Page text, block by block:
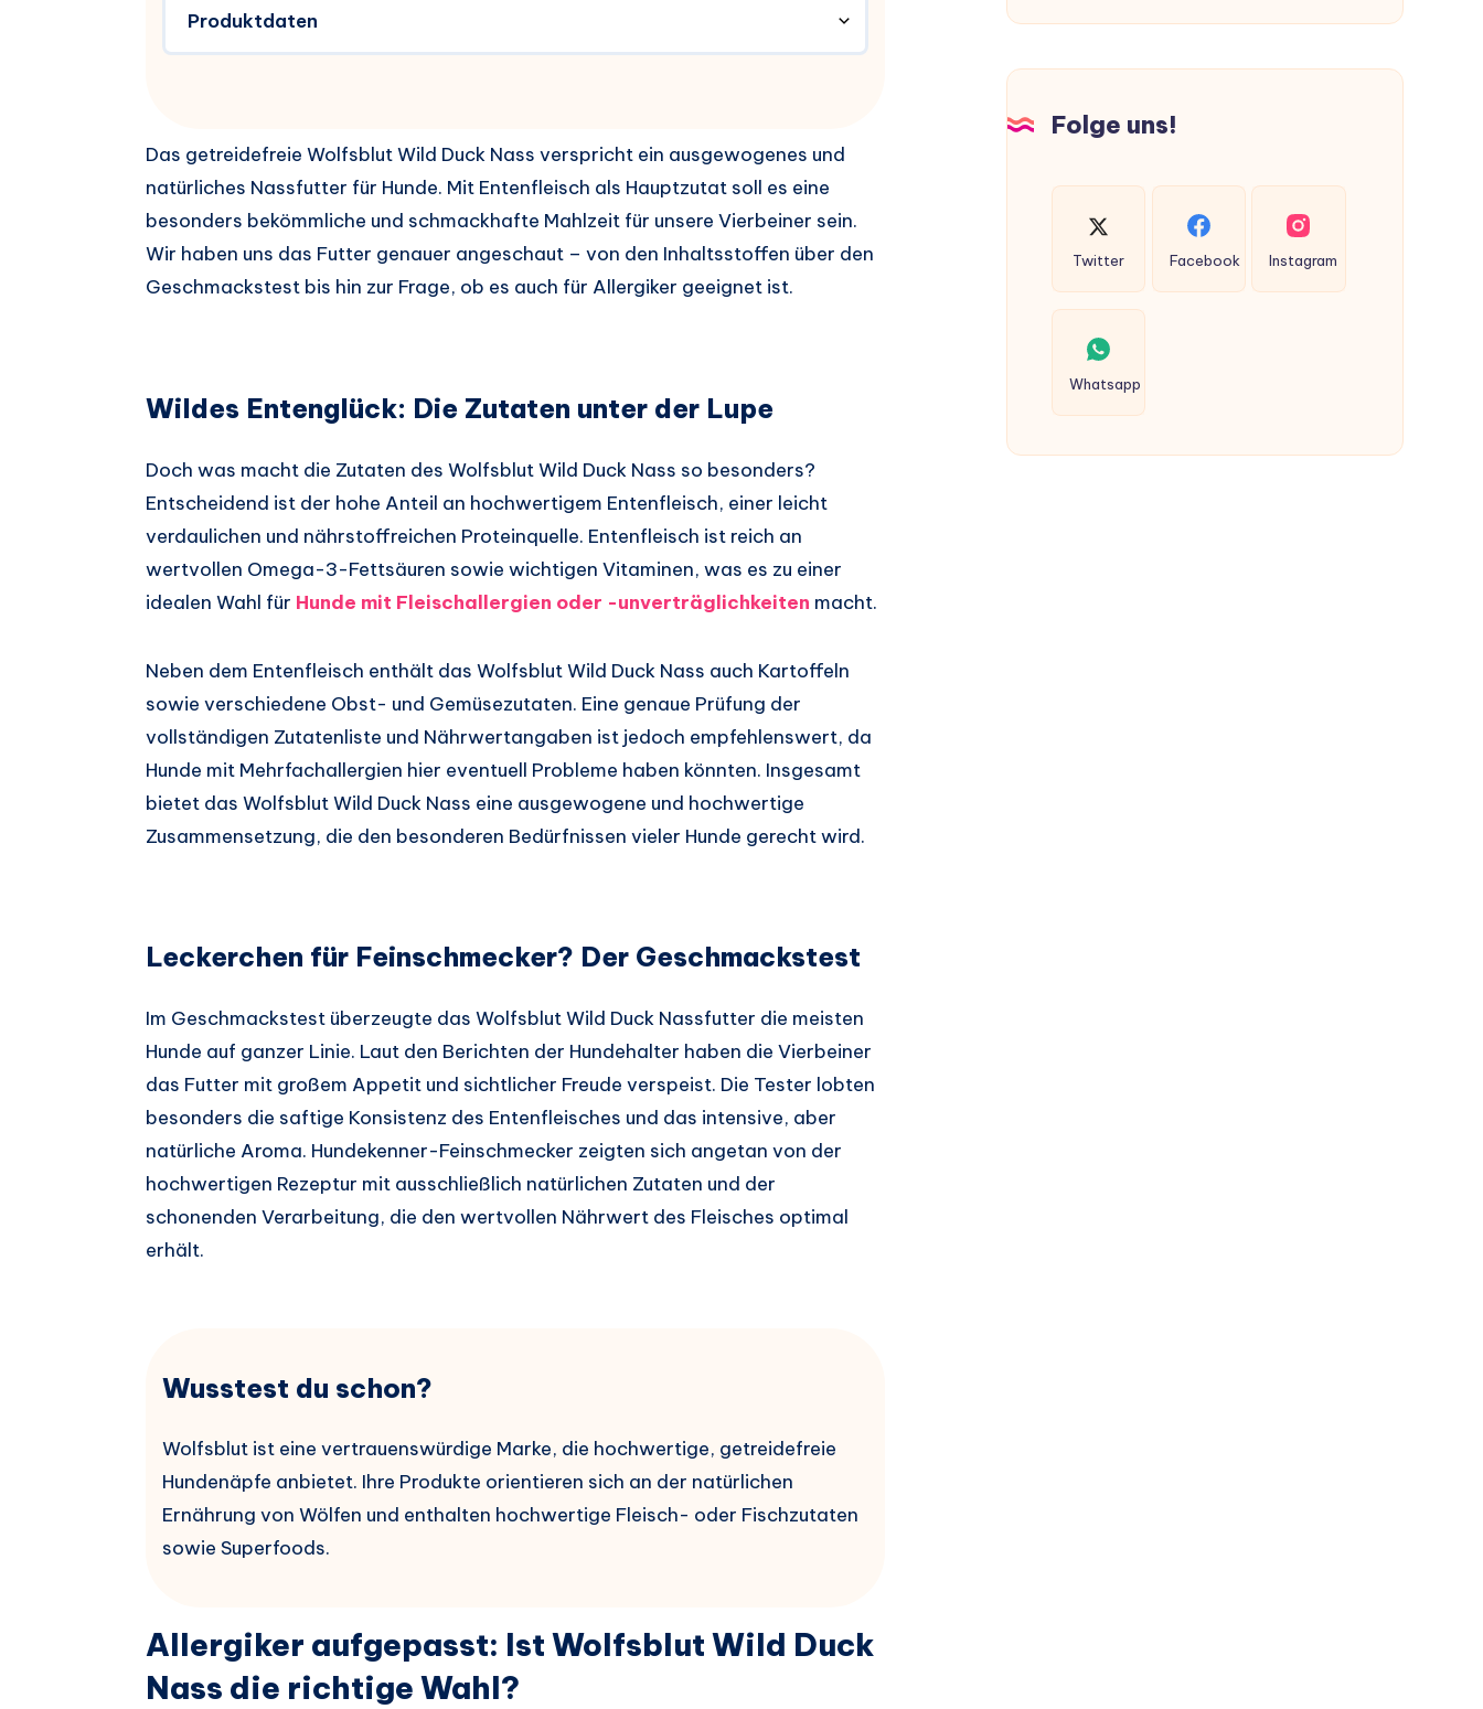
Produktdaten
Das getreidefreie Wolfsblut Wild Duck Nass verspricht ein ausgewogenes und
natürliches Nassfutter für Hunde. Mit Entenfleisch als Hauptzutat soll es eine
besonders bekömmliche und schmackhafte Mahlzeit für unsere Vierbeiner sein.
Wir haben uns das Futter genauer angeschaut – von den Inhaltsstoffen über den
Geschmackstest bis hin zur Frage, ob es auch für Allergiker geeignet ist.
Wildes Entenglück: Die Zutaten unter der Lupe
Doch was macht die Zutaten des Wolfsblut Wild Duck Nass so besonders?
Entscheidend ist der hohe Anteil an hochwertigem Entenfleisch, einer leicht
verdaulichen und nährstoffreichen Proteinquelle. Entenfleisch ist reich an
wertvollen Omega-3-Fettsäuren sowie wichtigen Vitaminen, was es zu einer
idealen Wahl für Hunde mit Fleischallergien oder -unverträglichkeiten macht.
Neben dem Entenfleisch enthält das Wolfsblut Wild Duck Nass auch Kartoffeln
sowie verschiedene Obst- und Gemüsezutaten. Eine genaue Prüfung der
vollständigen Zutatenliste und Nährwertangaben ist jedoch empfehlenswert, da
Hunde mit Mehrfachallergien hier eventuell Probleme haben könnten. Insgesamt
bietet das Wolfsblut Wild Duck Nass eine ausgewogene und hochwertige
Zusammensetzung, die den besonderen Bedürfnissen vieler Hunde gerecht wird.
Leckerchen für Feinschmecker? Der Geschmackstest
Im Geschmackstest überzeugte das Wolfsblut Wild Duck Nassfutter die meisten
Hunde auf ganzer Linie. Laut den Berichten der Hundehalter haben die Vierbeiner
das Futter mit großem Appetit und sichtlicher Freude verspeist. Die Tester lobten
besonders die saftige Konsistenz des Entenfleisches und das intensive, aber
natürliche Aroma. Hundekenner-Feinschmecker zeigten sich angetan von der
hochwertigen Rezeptur mit ausschließlich natürlichen Zutaten und der
schonenden Verarbeitung, die den wertvollen Nährwert des Fleisches optimal
erhält.
Wusstest du schon?
Wolfsblut ist eine vertrauenswürdige Marke, die hochwertige, getreidefreie
Hundenäpfe anbietet. Ihre Produkte orientieren sich an der natürlichen
Ernährung von Wölfen und enthalten hochwertige Fleisch- oder Fischzutaten
sowie Superfoods.
Allergiker aufgepasst: Ist Wolfsblut Wild Duck
Nass die richtige Wahl?
Hunden
ausgeschieden
Folge uns!
Twitter Facebook Instagram
Whatsapp